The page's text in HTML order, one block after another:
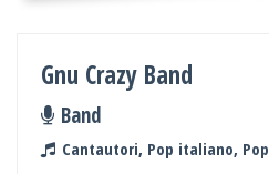
Gnu Crazy Band
Band
Cantautori, Pop italiano, Pop